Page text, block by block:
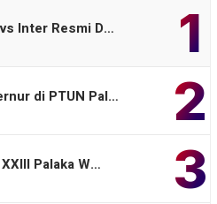
1
Inter Resmi D…
2
di PTUN Pal…
3
Palaka W…